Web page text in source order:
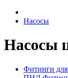
Насосы
Насосы
Фитинги